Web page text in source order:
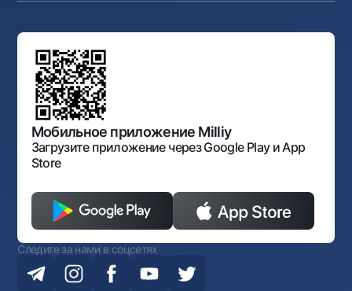
Структура банка
Противодействие коррупции
Фирменный стиль
Карта сайта
Аукционы
Офисы и банкоматы
Согласие на обработку персональных данных
Галерея изобразительного искусства Узбекистана
Типовые договоры
Обсуждение проектов нормативно-правовых
документов
Нормативно-правовые документы
Порядок и режим работы НБУ
Открытые данные
Антимонопольный комплаенс
Мобильное приложение Milliy
Загрузите приложение через Google Play и App
Store
Следите за нами в соцсетях